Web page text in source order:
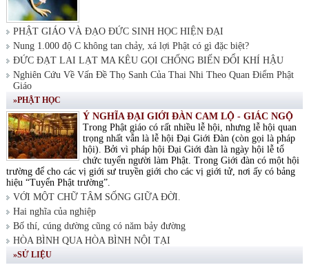
PHẬT GIÁO VÀ ĐẠO ĐỨC SINH HỌC HIỆN ĐẠI
Nung 1.000 độ C không tan chảy, xá lợi Phật có gì đặc biệt?
ĐỨC ĐẠT LAI LẠT MA KÊU GỌI CHỐNG BIẾN ĐỔI KHÍ HẬU
Nghiên Cứu Về Vấn Đề Thọ Sanh Của Thai Nhi Theo Quan Điểm Phật
Giáo
»PHẬT HỌC
Ý NGHĨA ĐẠI GIỚI ĐÀN CAM LỘ - GIÁC NGỘ
Trong Phật giáo có rất nhiều lễ hội, nhưng lễ hội quan
trọng nhất vẫn là lễ hội Đại Giới Đàn (còn gọi là pháp
hội). Bởi vì pháp hội Đại Giới đàn là ngày hội lễ tổ
chức tuyển người làm Phật. Trong Giới đàn có một hội
trường để cho các vị giới sư truyền giới cho các vị giới tử, nơi ấy có bảng
hiệu “Tuyển Phật trường”.
VỚI MỘT CHỮ TÂM SỐNG GIỮA ĐỜI.
Hai nghĩa của nghiệp
Bố thí, cúng dường cũng có năm bảy đường
HÒA BÌNH QUA HÒA BÌNH NỘI TẠI
»SỬ LIỆU